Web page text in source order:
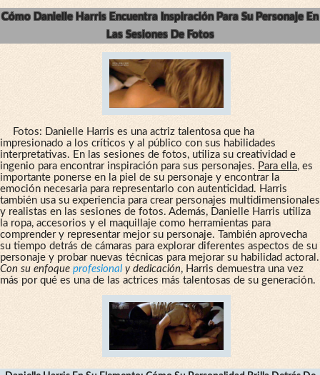
Cómo Danielle Harris Encuentra Inspiración Para Su Personaje En
Las Sesiones De Fotos
Fotos: Danielle Harris es una actriz talentosa que ha
impresionado a los críticos y al público con sus habilidades
interpretativas. En las sesiones de fotos, utiliza su creatividad e
ingenio para encontrar inspiración para sus personajes. Para ella, es
importante ponerse en la piel de su personaje y encontrar la
emoción necesaria para representarlo con autenticidad. Harris
también usa su experiencia para crear personajes multidimensionales
y realistas en las sesiones de fotos. Además, Danielle Harris utiliza
la ropa, accesorios y el maquillaje como herramientas para
comprender y representar mejor su personaje. También aprovecha
su tiempo detrás de cámaras para explorar diferentes aspectos de su
personaje y probar nuevas técnicas para mejorar su habilidad actoral.
Con su enfoque profesionaly dedicación, Harris demuestra una vez
más por qué es una de las actrices más talentosas de su generación.